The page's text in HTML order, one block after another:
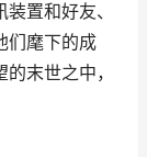
置和好友、
们麾下的成
末世之中，